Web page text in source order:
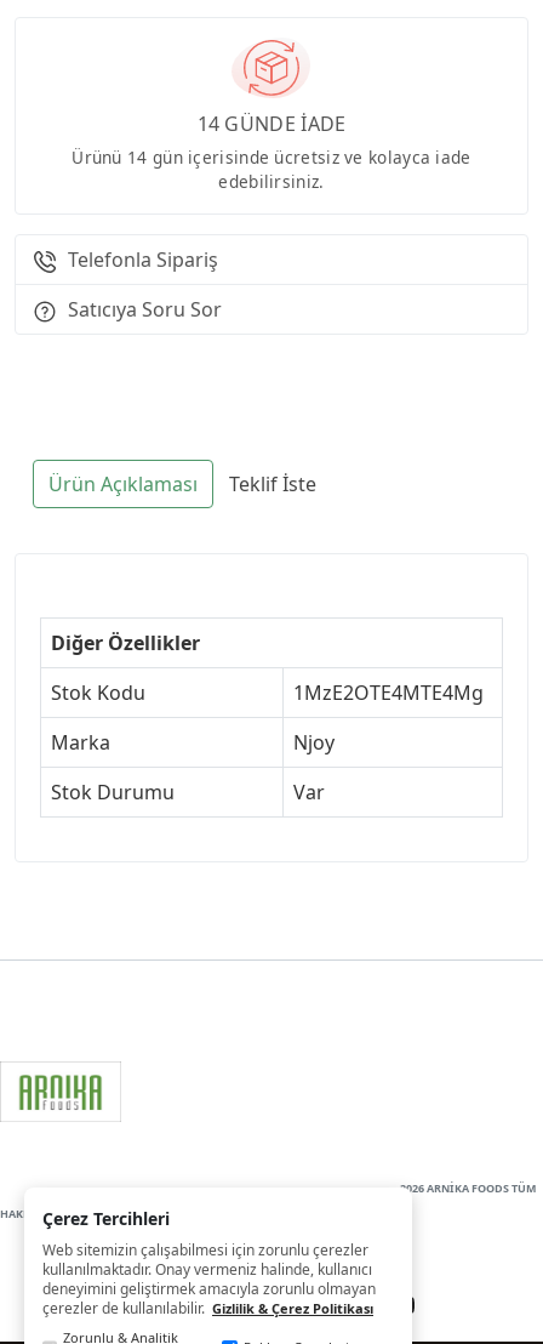
14 GÜNDE İADE
Ürünü 14 gün içerisinde ücretsiz ve kolayca iade
edebilirsiniz.
Telefonla Sipariş
Satıcıya Soru Sor
Ürün Açıklaması Teklif İste
Diğer Özellikler
Stok Kodu
1MzE2OTE4MTE4Mg
Marka
Njoy
Stok Durumu
Var
2026 ARNİKA FOODS TÜM
HAKLARI SAKLIDIR
Çerez Tercihleri
Web sitemizin çalışabilmesi için zorunlu çerezler
kullanılmaktadır. Onay vermeniz halinde, kullanıcı
deneyimini geliştirmek amacıyla zorunlu olmayan
çerezler de kullanılabilir. Gizlilik & Çerez Politikası
Zorunlu & Analitik